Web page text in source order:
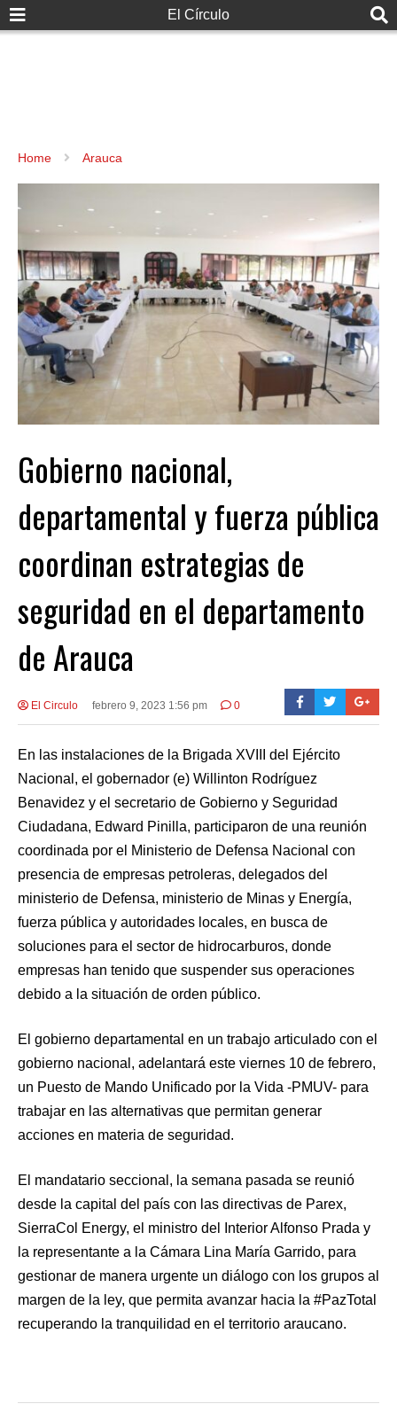
El Círculo
Home Arauca
Gobierno nacional,
departamental y fuerza pública
coordinan estrategias de
seguridad en el departamento
de Arauca
El Circulo febrero 9, 2023 1:56 pm 0
En las instalaciones de la Brigada XVIII del Ejército
Nacional, el gobernador (e) Willinton Rodríguez
Benavidez y el secretario de Gobierno y Seguridad
Ciudadana, Edward Pinilla, participaron de una reunión
coordinada por el Ministerio de Defensa Nacional con
presencia de empresas petroleras, delegados del
ministerio de Defensa, ministerio de Minas y Energía,
fuerza pública y autoridades locales, en busca de
soluciones para el sector de hidrocarburos, donde
empresas han tenido que suspender sus operaciones
debido a la situación de orden público.
El gobierno departamental en un trabajo articulado con el
gobierno nacional, adelantará este viernes 10 de febrero,
un Puesto de Mando Unificado por la Vida -PMUV- para
trabajar en las alternativas que permitan generar
acciones en materia de seguridad.
El mandatario seccional, la semana pasada se reunió
desde la capital del país con las directivas de Parex,
SierraCol Energy, el ministro del Interior Alfonso Prada y
la representante a la Cámara Lina María Garrido, para
gestionar de manera urgente un diálogo con los grupos al
margen de la ley, que permita avanzar hacia la #PazTotal
recuperando la tranquilidad en el territorio araucano.